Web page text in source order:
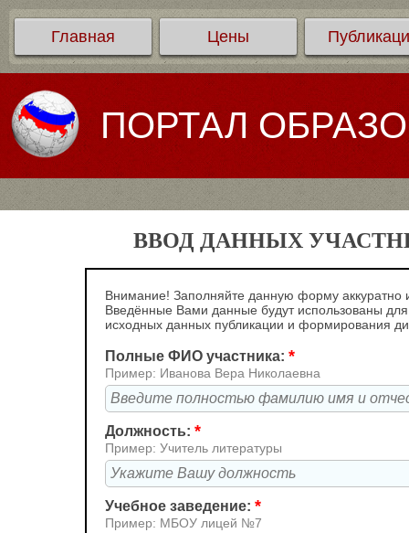
Главная Цены
ПОРТАЛ
ВВОД ДАННЫХ
Внимание! Заполняйте данную форму аккуратно
Введённые Вами данные будут использованы
исходных данных публикации и формирования
Полные ФИО участника: *
Пример: Иванова Вера Николаевна
Должность: *
Пример: Учитель литературы
Учебное заведение: *
Пример: МБОУ лицей №7